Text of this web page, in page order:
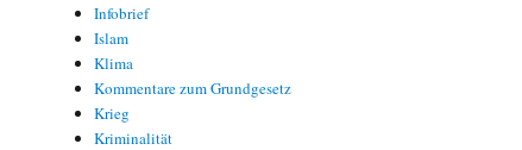
Infobrief
Islam
Klima
Kommentare zum Grundgesetz
Krieg
Kriminalität